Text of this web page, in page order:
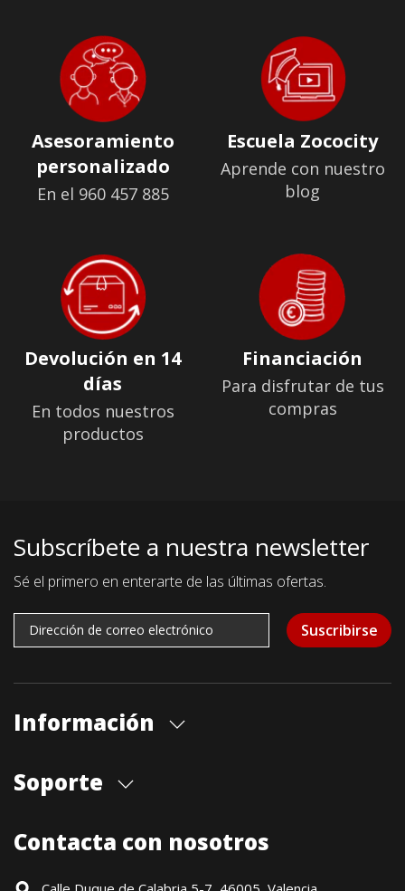
Asesoramiento
personalizado
En el 960 457 885
Escuela Zococity
Aprende con nuestro
blog
Devolución en 14
días
En todos nuestros
productos
Financiación
Para disfrutar de tus
compras
Subscríbete a nuestra newsletter
Sé el primero en enterarte de las últimas ofertas.
Suscribirse
Información
Cita previa tienda
Contacto
Soporte
Formas de pago
Devoluciones / Garantía
Contacta con nosotros